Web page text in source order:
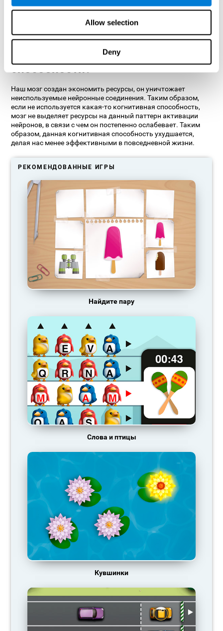
Allow selection
Deny
Ориентировочная графическая проекция нейронных сетей
после 3 недель.
Что происходит, когда я не
тренирую свои когнитивные
способности?
Наш мозг создан экономить ресурсы, он уничтожает
неиспользуемые нейронные соединения. Таким образом,
если не используется какая-то когнитивная способность,
мозг не выделяет ресурсы на данный паттерн активации
нейронов, в связи с чем он постепенно ослабевает. Таким
образом, данная когнитивная способность ухудшается,
делая нас менее эффективными в повседневной жизни.
РЕКОМЕНДОВАННЫЕ ИГРЫ
Найдите пару
Слова и птицы
Кувшинки